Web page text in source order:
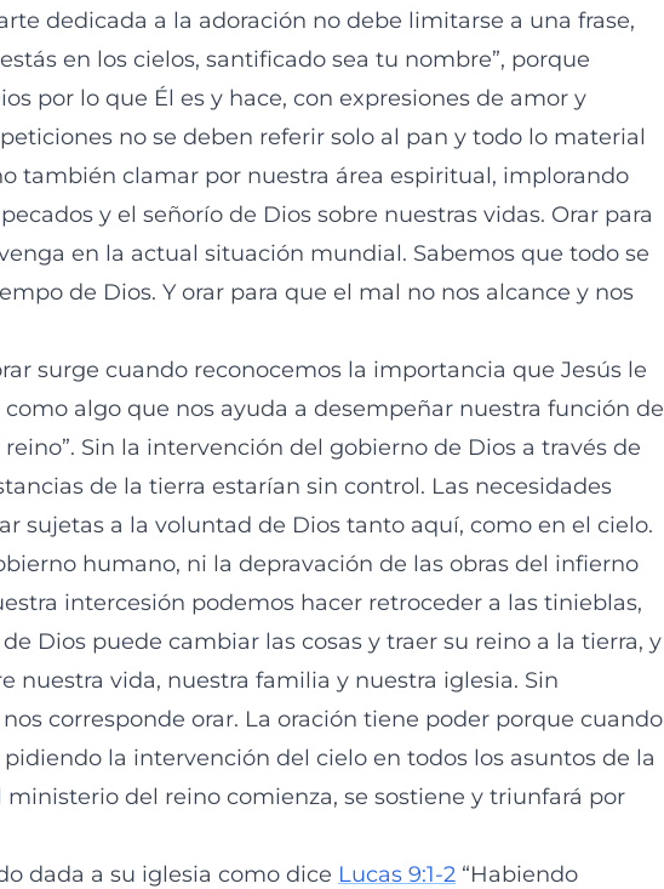
dedicada a la adoración no debe limitarse a una frase,
en los cielos, santificado sea tu nombre”, porque
por lo que Él es y hace, con expresiones de amor y
no se deben referir solo al pan y todo lo material
también clamar por nuestra área espiritual, implorando
y el señorío de Dios sobre nuestras vidas. Orar para
en la actual situación mundial. Sabemos que todo se
de Dios. Y orar para que el mal no nos alcance y nos
surge cuando reconocemos la importancia que Jesús le
algo que nos ayuda a desempeñar nuestra función de
Sin la intervención del gobierno de Dios a través de
de la tierra estarían sin control. Las necesidades
sujetas a la voluntad de Dios tanto aquí, como en el cielo.
humano, ni la depravación de las obras del infierno
intercesión podemos hacer retroceder a las tinieblas,
Dios puede cambiar las cosas y traer su reino a la tierra, y
nuestra vida, nuestra familia y nuestra iglesia. Sin
corresponde orar. La oración tiene poder porque cuando
la intervención del cielo en todos los asuntos de la
ministerio del reino comienza, se sostiene y triunfará por
dada a su iglesia como dice Lucas 9:1-2 “Habiendo